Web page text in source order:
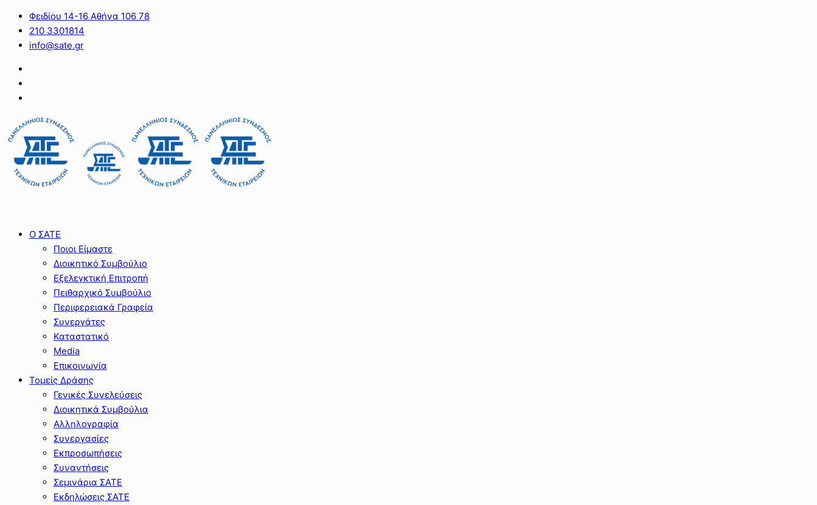
Φειδίου 14-16 Αθήνα 106 78
210 3301814
info@sate.gr
Ο ΣΑΤΕ
Ποιοι Είμαστε
Διοικητικό Συμβούλιο
Εξελεγκτική Επιτροπή
Πειθαρχικό Συμβούλιο
Περιφερειακά Γραφεία
Συνεργάτες
Καταστατικό
Media
Επικοινωνία
Τομείς Δράσης
Γενικές Συνελεύσεις
Διοικητικά Συμβούλια
Αλληλογραφία
Συνεργασίες
Εκπροσωπήσεις
Συναντήσεις
Σεμινάρια ΣΑΤΕ
Εκδηλώσεις ΣΑΤΕ